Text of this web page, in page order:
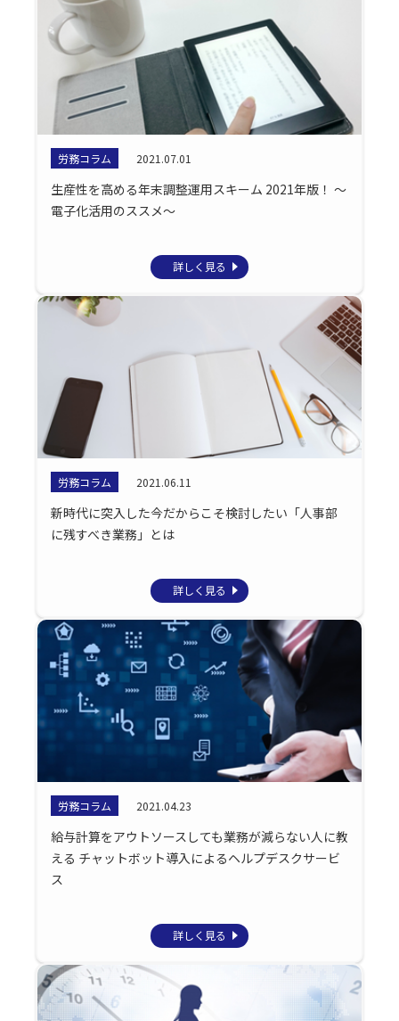
労務コラム 2021.07.01
生産性を高める年末調整運用スキーム 2021年版！ ～
電子化活用のススメ～
詳しく見る
労務コラム 2021.06.11
新時代に突入した今だからこそ検討したい「人事部
に残すべき業務」とは
詳しく見る
労務コラム 2021.04.23
給与計算をアウトソースしても業務が減らない人に教
える チャットボット導入によるヘルプデスクサービ
ス
詳しく見る